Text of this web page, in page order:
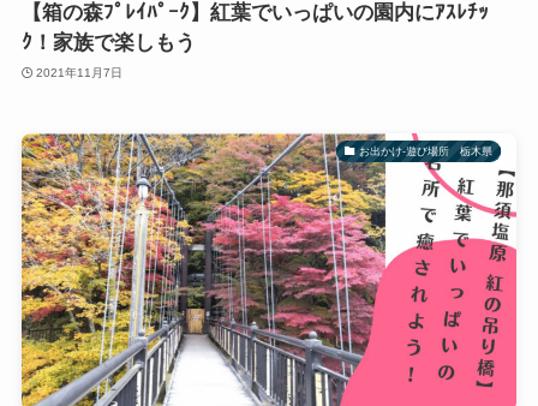
【箱の森ﾌﾟﾚｲﾊﾟｰｸ】紅葉でいっぱいの園内にｱｽﾚﾁｯ
ｸ！家族で楽しもう
2021年11月7日
お出かけ-遊び場所 栃木県